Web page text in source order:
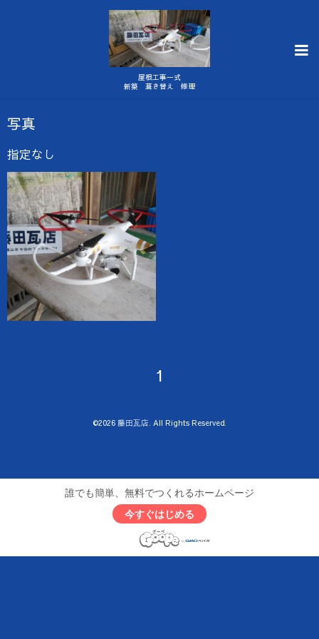
屋根工事一式
新築 葺き替え 修理
写真
指定なし
1
©2026 藤田瓦店. All Rights Reserved.
誰でも簡単、無料でつくれるホームページ
今すぐはじめる